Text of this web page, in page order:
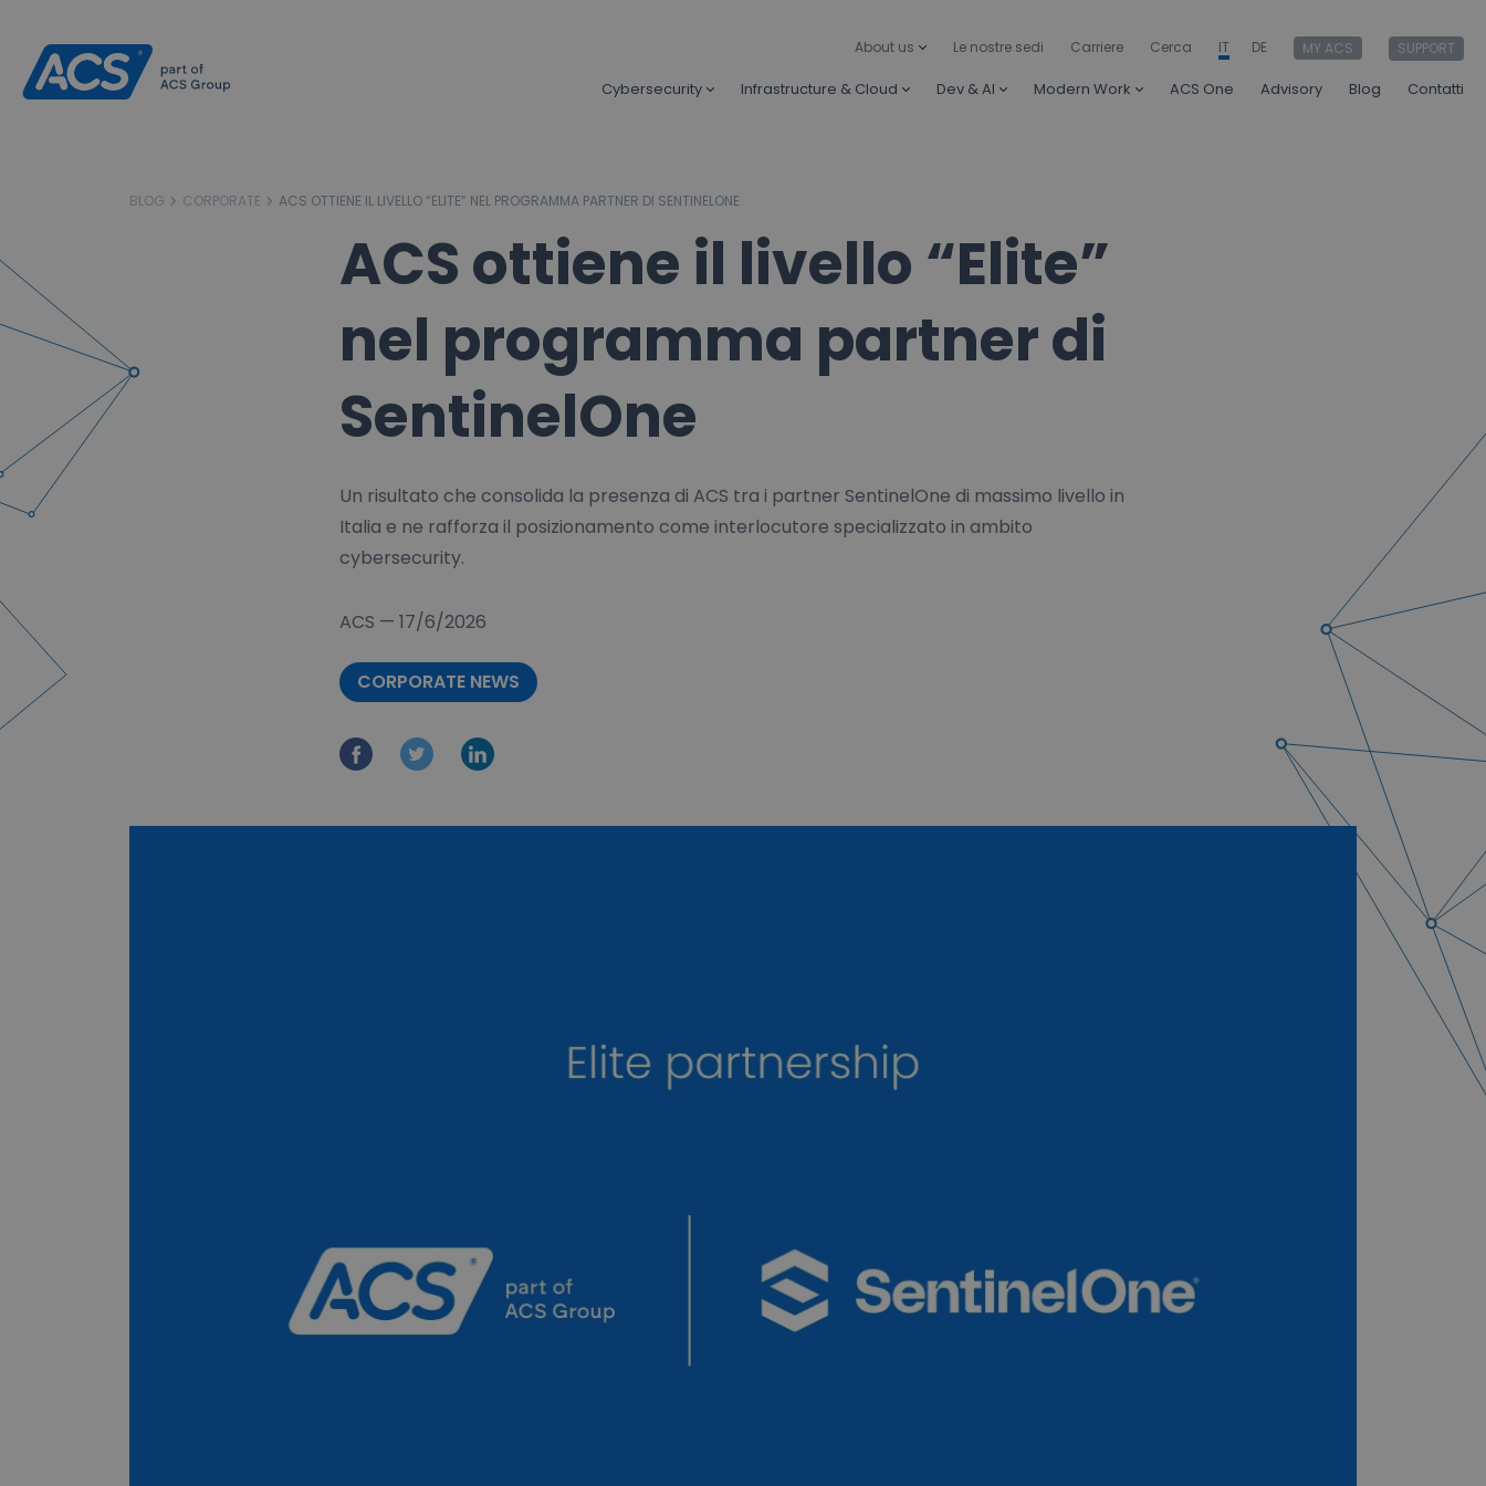
Cybersecurity Infrastructure & Cloud Dev & AI Modern Work ACS One Advisory Blog Contatti
About us Le nostre sedi Carriere Cerca IT DE MY ACS SUPPORT
BLOG CORPORATE ACS OTTIENE IL LIVELLO “ELITE” NEL PROGRAMMA PARTNER DI SENTINELONE
ACS ottiene il livello “Elite”
nel programma partner di
SentinelOne
Un risultato che consolida la presenza di ACS tra i partner SentinelOne di massimo livello in
Italia e ne rafforza il posizionamento come interlocutore specializzato in ambito
cybersecurity.
ACS — 17/6/2026
CORPORATE NEWS